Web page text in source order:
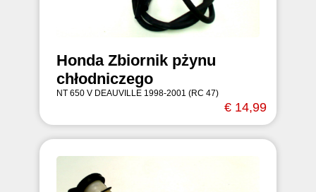
Honda Zbiornik pżynu
chłodniczego
NT 650 V DEAUVILLE 1998-2001 (RC 47)
€ 14,99